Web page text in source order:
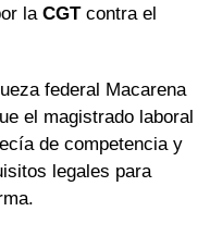
la CGTcontra el
federal Macarena
el magistrado laboral
de competencia y
legales para